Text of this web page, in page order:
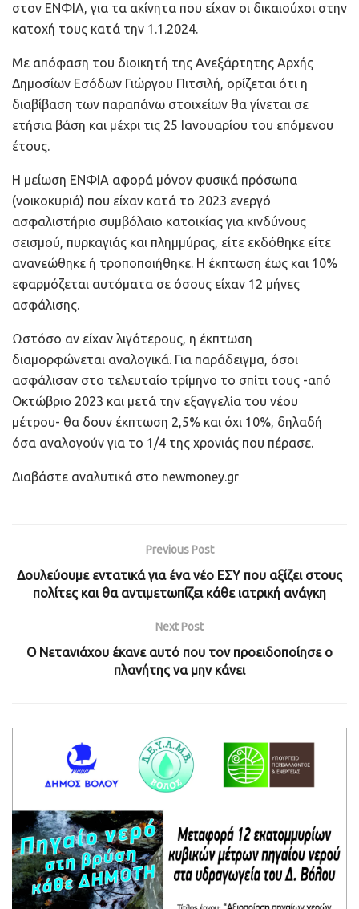
στον ΕΝΦΙΑ, για τα ακίνητα που είχαν οι δικαιούχοι στην
κατοχή τους κατά την 1.1.2024.
Με απόφαση του διοικητή της Ανεξάρτητης Αρχής
Δημοσίων Εσόδων Γιώργου Πιτσιλή, ορίζεται ότι η
διαβίβαση των παραπάνω στοιχείων θα γίνεται σε
ετήσια βάση και μέχρι τις 25 Ιανουαρίου του επόμενου
έτους.
Η μείωση ΕΝΦΙΑ αφορά μόνον φυσικά πρόσωπα
(νοικοκυριά) που είχαν κατά το 2023 ενεργό
ασφαλιστήριο συμβόλαιο κατοικίας για κινδύνους
σεισμού, πυρκαγιάς και πλημμύρας, είτε εκδόθηκε είτε
ανανεώθηκε ή τροποποιήθηκε. Η έκπτωση έως και 10%
εφαρμόζεται αυτόματα σε όσους είχαν 12 μήνες
ασφάλισης.
Ωστόσο αν είχαν λιγότερους, η έκπτωση
διαμορφώνεται αναλογικά. Για παράδειγμα, όσοι
ασφάλισαν στο τελευταίο τρίμηνο το σπίτι τους -από
Οκτώβριο 2023 και μετά την εξαγγελία του νέου
μέτρου- θα δουν έκπτωση 2,5% και όχι 10%, δηλαδή
όσα αναλογούν για το 1/4 της χρονιάς που πέρασε.
Διαβάστε αναλυτικά στο newmoney.gr
Previous Post
Δουλεύουμε εντατικά για ένα νέο ΕΣΥ που αξίζει στους
πολίτες και θα αντιμετωπίζει κάθε ιατρική ανάγκη
Next Post
Ο Νετανιάχου έκανε αυτό που τον προειδοποίησε ο
πλανήτης να μην κάνει